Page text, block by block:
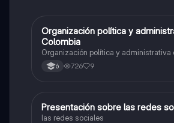
Sociales/Historia
Organización política y
Colombia
Organización política y administrativa
6 726 9
Sociales/Historia
Presentación sobre las redes
las redes sociales